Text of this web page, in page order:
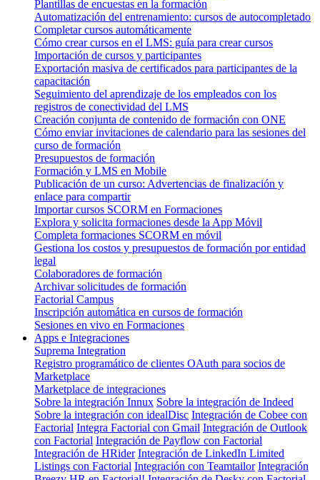
Plantillas de encuestas en la formación
Automatización del entrenamiento: cursos de autocompletado
Completar cursos automáticamente
Cómo crear cursos en el LMS: guía para crear cursos
Importación de cursos y participantes
Exportación masiva de certificados para participantes de la
capacitación
Seguimiento del aprendizaje de los empleados con los
registros de conectividad del LMS
Creación conjunta de contenido de formación con ONE
Cómo enviar invitaciones de calendario para las sesiones del
curso de formación
Presupuestos de formación
Formación y LMS en Mobile
Publicación de un curso: Advertencias de finalización y
enlace para compartir
Importar cursos SCORM en Formaciones
Explora y solicita formaciones desde la App Móvil
Completa formaciones SCORM en móvil
Gestiona los costos y presupuestos de formación por entidad
legal
Colaboradores de formación
Archivar solicitudes de formación
Factorial Campus
Inscripción automática en cursos de formación
Sesiones en vivo en Formaciones
Apps e Integraciones
Suprema Integration
Registro programático de clientes OAuth para socios de
Marketplace
Marketplace de integraciones
Sobre la integración Innux Sobre la integración de Indeed
Sobre la integración con idealDisc Integración de Cobee con
Factorial Integra Factorial con Gmail Integración de Outlook
con Factorial Integración de Payflow con Factorial
Integración de HRider Integración de LinkedIn Limited
Listings con Factorial Integración con Teamtailor Integración